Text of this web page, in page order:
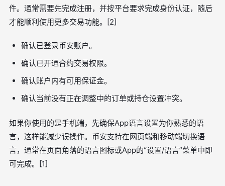
件。通常需要先完成注册，并按平台要求完成身份认证，随后
才能顺利使用更多交易功能。[2]
确认已登录币安账户。
确认已开通合约交易权限。
确认账户内有可用保证金。
确认当前没有正在调整中的订单或持仓设置冲突。
如果你使用的是手机端，先确保App语言设置为你熟悉的语
言，这样能减少误操作。币安支持在网页端和移动端切换语
言，通常在页面角落的语言图标或App的“设置/语言”菜单中即
可完成。[1]